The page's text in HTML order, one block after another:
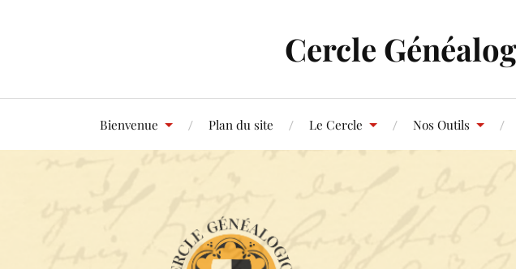
Cercle
Bienvenue Plan du site Le Cercle Nos Outils